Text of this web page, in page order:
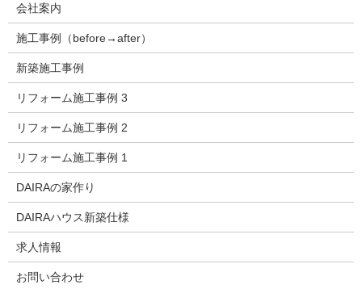
会社案内
施工事例（before→after）
新築施工事例
リフォーム施工事例 3
リフォーム施工事例 2
リフォーム施工事例 1
DAIRAの家作り
DAIRAハウス新築仕様
求人情報
お問い合わせ